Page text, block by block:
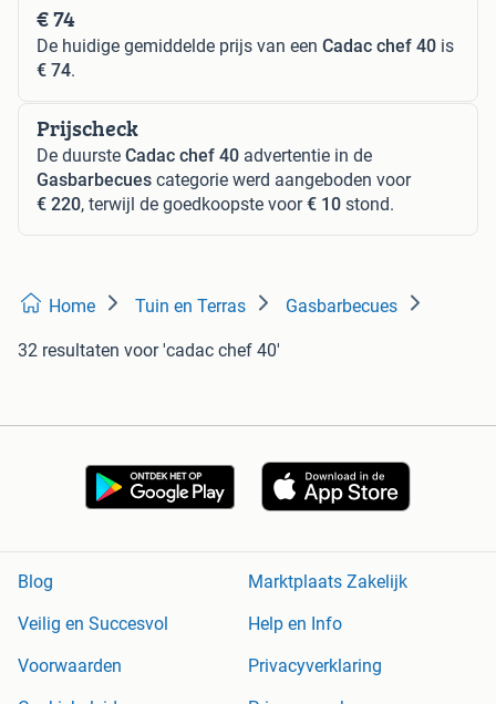
€ 74
De huidige gemiddelde prijs van een Cadac chef 40 is
€ 74.
Prijscheck
De duurste Cadac chef 40 advertentie in de
Gasbarbecues categorie werd aangeboden voor
€ 220, terwijl de goedkoopste voor€ 10 stond.
Home Tuin en Terras Gasbarbecues
32 resultaten voor 'cadac chef 40'
Blog
Marktplaats Zakelijk
Veilig en Succesvol
Help en Info
Voorwaarden
Privacyverklaring